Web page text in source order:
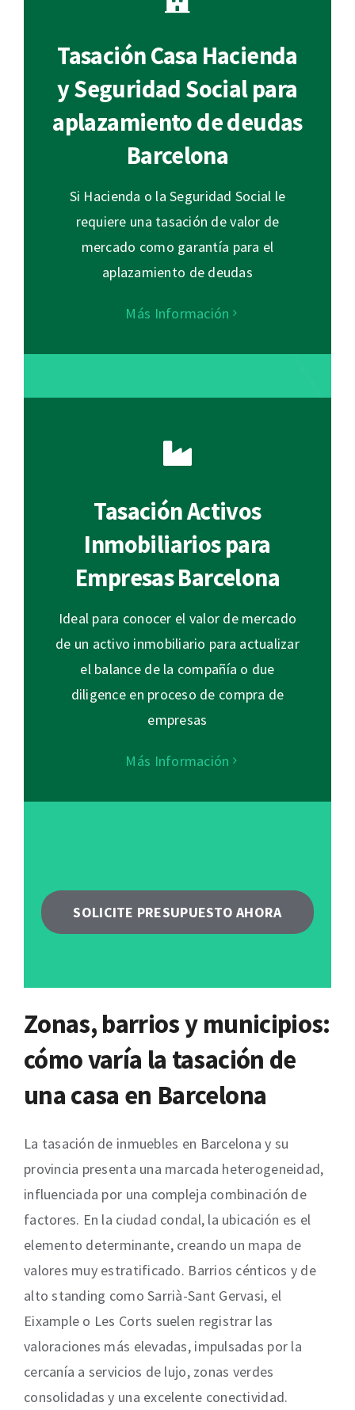
Tasación Casa Hacienda
y Seguridad Social para
aplazamiento de deudas
Barcelona
Si Hacienda o la Seguridad Social le
requiere una tasación de valor de
mercado como garantía para el
aplazamiento de deudas
Más Información
Tasación Activos
Inmobiliarios para
Empresas Barcelona
Ideal para conocer el valor de mercado
de un activo inmobiliario para actualizar
el balance de la compañía o due
diligence en proceso de compra de
empresas
Más Información
SOLICITE PRESUPUESTO AHORA
Zonas, barrios y municipios:
cómo varía la tasación de
una casa en Barcelona
La tasación de inmuebles en Barcelona y su
provincia presenta una marcada heterogeneidad,
influenciada por una compleja combinación de
factores. En la ciudad condal, la ubicación es el
elemento determinante, creando un mapa de
valores muy estratificado. Barrios cénticos y de
alto standing como Sarrià-Sant Gervasi, el
Eixample o Les Corts suelen registrar las
valoraciones más elevadas, impulsadas por la
cercanía a servicios de lujo, zonas verdes
consolidadas y una excelente conectividad.